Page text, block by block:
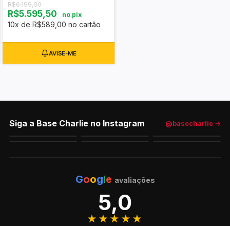
R$6.199,00
R$5.595,50 no pix
10x de R$589,00 no cartão
Siga a Base Charlie no Instagram @basecharlie →
Google avaliações
5,0
★★★★★